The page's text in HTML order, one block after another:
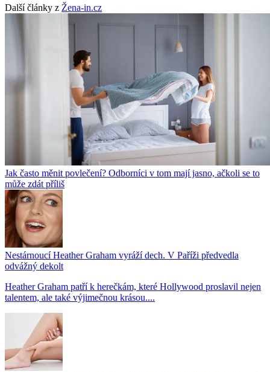
Další články z Žena-in.cz
Jak často měnit povlečení? Odborníci v tom mají jasno, ačkoli se to
může zdát příliš
Nestárnoucí Heather Graham vyráží dech. V Paříži předvedla
odvážný dekolt
Heather Graham patří k herečkám, které Hollywood proslavil nejen
talentem, ale také výjimečnou krásou....